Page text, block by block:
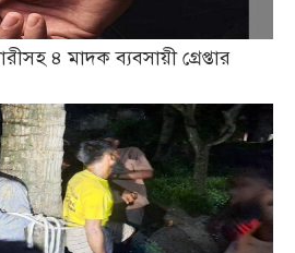
৪ মাদক ব্যবসায়ী গ্রেপ্তার